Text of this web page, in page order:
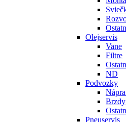
Olejservis
Vane
Filtre
ND
Podvozky
Brzdy
Pneuservis